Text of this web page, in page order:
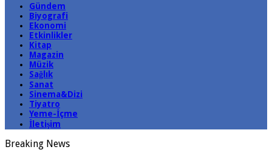
Gündem
Biyografi
Ekonomi
Etkinlikler
Kitap
Magazin
Müzik
Sağlık
Sanat
Sinema&Dizi
Tiyatro
Yeme-İçme
İletişim
Breaking News